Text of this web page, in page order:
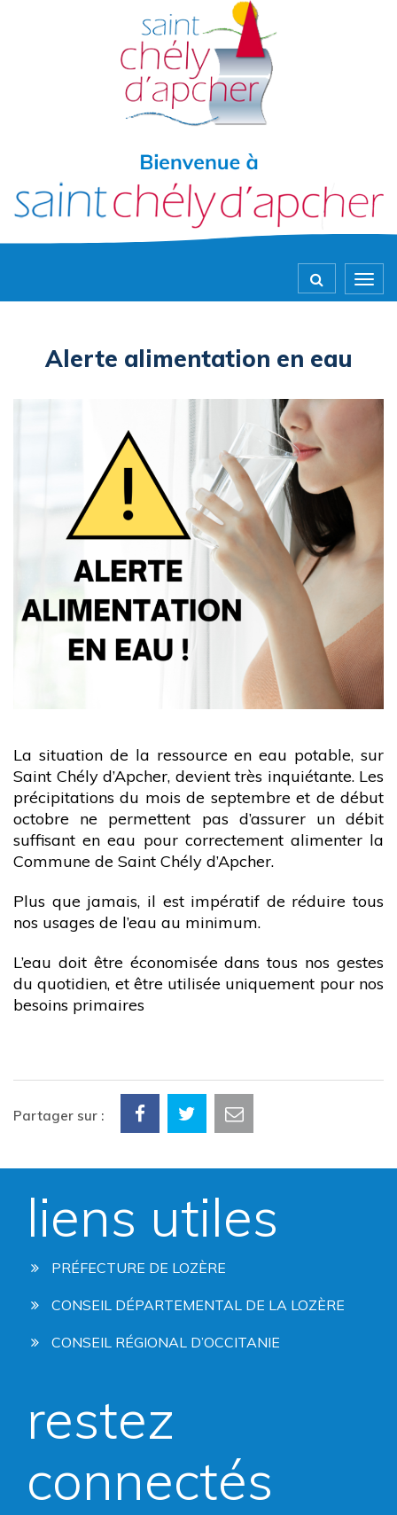
Alerte alimentation en eau
La situation de la ressource en eau potable, sur
Saint Chély d’Apcher, devient très inquiétante. Les
précipitations du mois de septembre et de début
octobre ne permettent pas d’assurer un débit
suffisant en eau pour correctement alimenter la
Commune de Saint Chély d’Apcher.
Plus que jamais, il est impératif de réduire tous
nos usages de l’eau au minimum.
L’eau doit être économisée dans tous nos gestes
du quotidien, et être utilisée uniquement pour nos
besoins primaires
Partager sur :
liens utiles
PRÉFECTURE DE LOZÈRE
CONSEIL DÉPARTEMENTAL DE LA LOZÈRE
CONSEIL RÉGIONAL D’OCCITANIE
restez
connectés